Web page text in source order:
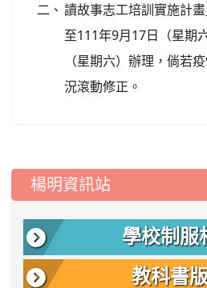
二、 讀故事志工培訓實施計
至111年9月17日（星期
（星期六）辦理，倘若
況滾動修正。
::: 楊明資訊站
學校制服
教科書